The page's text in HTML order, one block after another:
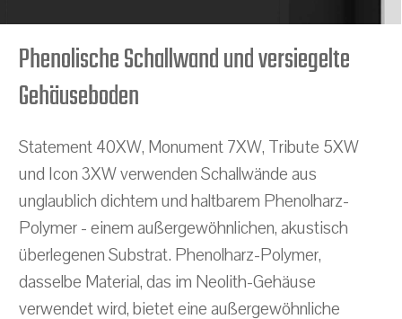
Phenolische Schallwand und versiegelte
Gehäuseboden
Statement 40XW, Monument 7XW, Tribute 5XW
und Icon 3XW verwenden Schallwände aus
unglaublich dichtem und haltbarem Phenolharz-
Polymer - einem außergewöhnlichen, akustisch
überlegenen Substrat. Phenolharz-Polymer,
dasselbe Material, das im Neolith-Gehäuse
verwendet wird, bietet eine außergewöhnliche